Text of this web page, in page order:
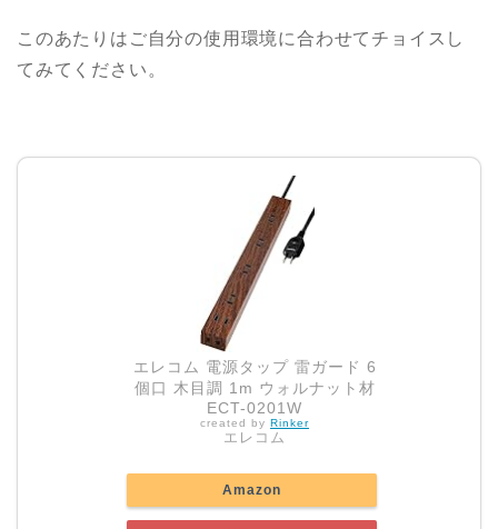
このあたりはご自分の使用環境に合わせてチョイスし
てみてください。
エレコム 電源タップ 雷ガード 6
個口 木目調 1m ウォルナット材
ECT-0201W
created by Rinker
エレコム
Amazon